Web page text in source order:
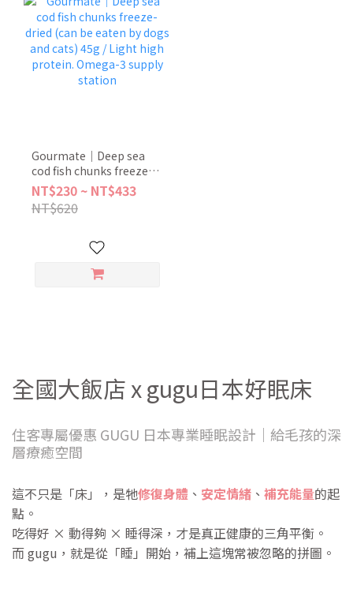
Gourmate｜Deep sea
cod fish chunks freeze-
dried (can be eaten by
dogs and cats) 45g /
Light high protein.
NT$230 ~ NT$433
NT$620
全國大飯店 x gugu日本好眠床
住客專屬優惠 GUGU 日本專業睡眠設計｜給毛孩的深
層療癒空間
這不只是「床」，是牠修復身體 、 安定情緒 、 補充能量的起
點。
吃得好 × 動得夠 × 睡得深，才是真正健康的三角平衡。
而 gugu，就是從「睡」開始，補上這塊常被忽略的拼圖。